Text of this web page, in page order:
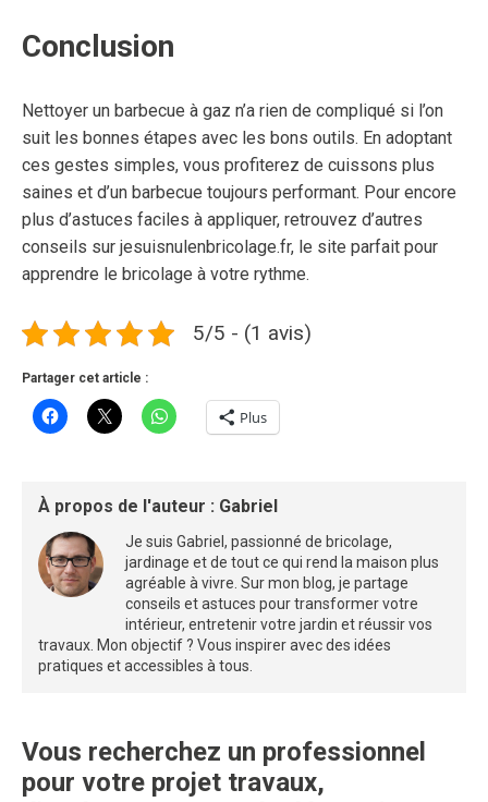
Conclusion
Nettoyer un barbecue à gaz n’a rien de compliqué si l’on
suit les bonnes étapes avec les bons outils. En adoptant
ces gestes simples, vous profiterez de cuissons plus
saines et d’un barbecue toujours performant. Pour encore
plus d’astuces faciles à appliquer, retrouvez d’autres
conseils sur jesuisnulenbricolage.fr, le site parfait pour
apprendre le bricolage à votre rythme.
5/5 - (1 avis)
Partager cet article :
Plus
À propos de l'auteur : Gabriel
Je suis Gabriel, passionné de bricolage,
jardinage et de tout ce qui rend la maison plus
agréable à vivre. Sur mon blog, je partage
conseils et astuces pour transformer votre
intérieur, entretenir votre jardin et réussir vos
travaux. Mon objectif ? Vous inspirer avec des idées
pratiques et accessibles à tous.
Vous recherchez un professionnel
pour votre projet travaux,